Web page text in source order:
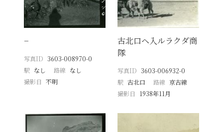
−
写真ID 3603-008970-0
駅 なし 路線 なし
撮影日
不明
古北口ヘ入ルラクダ商
隊
写真ID 3603-006932-0
駅 古北口 路線 京古線
撮影日
1938年11月